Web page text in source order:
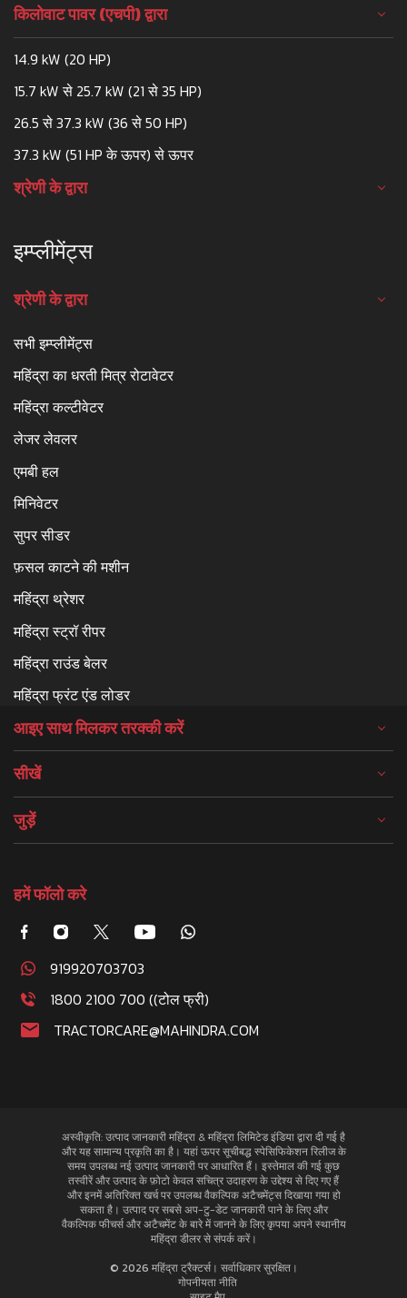
किलोवाट पावर (एचपी) द्वारा
14.9 kW (20 HP)
15.7 kW से 25.7 kW (21 से 35 HP)
26.5 से 37.3 kW (36 से 50 HP)
37.3 kW (51 HP के ऊपर) से ऊपर
श्रेणी के द्वारा
इम्प्लीमेंट्स
श्रेणी के द्वारा
सभी इम्प्लीमेंट्स
महिंद्रा का धरती मित्र रोटावेटर
महिंद्रा कल्टीवेटर
लेजर लेवलर
एमबी हल
मिनिवेटर
सुपर सीडर
फ़सल काटने की मशीन
महिंद्रा थ्रेशर
महिंद्रा स्ट्रॉ रीपर
महिंद्रा राउंड बेलर
महिंद्रा फ्रंट एंड लोडर
आइए साथ मिलकर तरक्की करें
सीखें
जुड़ें
हमें फॉलो करे
919920703703
1800 2100 700 ((टोल फ्री)
TRACTORCARE@MAHINDRA.COM
अस्वीकृति: उत्पाद जानकारी महिंद्रा & महिंद्रा लिमिटेड इंडिया द्वारा दी गई है
और यह सामान्य प्रकृति का है। यहां ऊपर सूचीबद्ध स्पेसिफिकेशन रिलीज के
समय उपलब्ध नई उत्पाद जानकारी पर आधारित हैं। इस्तेमाल की गई कुछ
तस्वीरें और उत्पाद के फ़ोटो केवल सचित्र उदाहरण के उद्देश्य से दिए गए हैं
और इनमें अतिरिक्त खर्च पर उपलब्ध वैकल्पिक अटैचमेंट्स दिखाया गया हो
सकता है। उत्पाद पर सबसे अप-टु-डेट जानकारी पाने के लिए और
वैकल्पिक फीचर्स और अटैचमेंट के बारे में जानने के लिए कृपया अपने स्थानीय
महिंद्रा डीलर से संपर्क करें।
© 2026 महिंद्रा ट्रैक्टर्स। सर्वाधिकार सुरक्षित।
गोपनीयता नीति